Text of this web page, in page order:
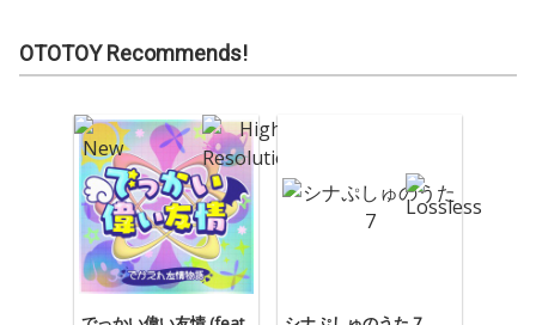
OTOTOY Recommends!